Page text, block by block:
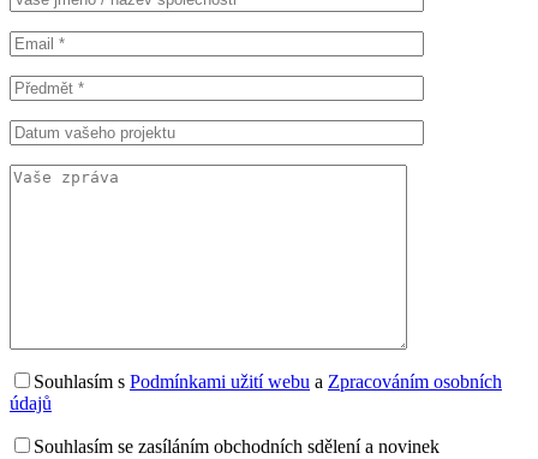
Souhlasím s Podmínkami užití webu a Zpracováním osobních
údajů
Souhlasím se zasíláním obchodních sdělení a novinek